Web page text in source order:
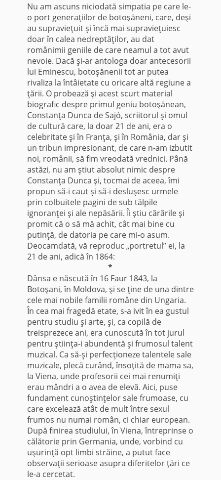
Nu am ascuns niciodată simpatia pe care le-
o port generaţiilor de botoşăneni, care, deşi
au supravieţuit şi încă mai supravieţuiesc
doar în calea nedreptăţilor, au dat
românimii geniile de care neamul a tot avut
nevoie. Dacă şi-ar antologa doar antecesorii
lui Eminescu, botoşănenii tot ar putea
rivaliza la întâietate cu oricare altă regiune a
ţării. O probează şi acest scurt material
biografic despre primul geniu botoşănean,
Constanţa Dunca de Sajó, scriitorul şi omul
de cultură care, la doar 21 de ani, era o
celebritate şi în Franţa, şi în România, dar şi
un tribun impresionant, de care n-am izbutit
noi, românii, să fim vreodată vrednici. Până
astăzi, nu am ştiut absolut nimic despre
Constanţa Dunca şi, tocmai de aceea, îmi
propun să-i caut şi să-i desluşesc urmele
prin colbuitele pagini de sub tălpile
ignoranţei şi ale nepăsării. Îi ştiu cărările şi
promit că o să mă achit, cât mai bine cu
putinţă, de datoria pe care mi-o asum.
Deocamdată, vă reproduc „portretul” ei, la
21 de ani, adică în 1864:
*
Dânsa e născută în 16 Faur 1843, la
Botoşani, în Moldova, şi se ţine de una dintre
cele mai nobile familii române din Ungaria.
În cea mai fragedă etate, s-a ivit în ea gustul
pentru studiu şi arte, şi, ca copilă de
treisprezece ani, era cunoscută în tot jurul
pentru ştiinţa-i abundentă şi frumosul talent
muzical. Ca să-şi perfecţioneze talentele sale
muzicale, plecă curând, însoţită de mama sa,
la Viena, unde profesorii cei mai renumiţi
erau mândri a o avea de elevă. Aici, puse
fundament cunoştinţelor sale frumoase, cu
care excelează atât de mult între sexul
frumos nu numai român, ci chiar european.
După finirea studiului, în Viena, întreprinse o
călătorie prin Germania, unde, vorbind cu
uşurinţă opt limbi străine, a putut face
observaţii serioase asupra diferitelor ţări ce
le-a cercetat.